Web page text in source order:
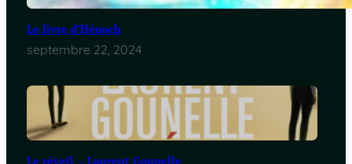
Le livre d’Hénoch
septembre 22, 2024
Le réveil – Laurent Gounelle